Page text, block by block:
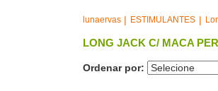
lunaervas ESTIMULANTES
LONG JACK C/ MACA
Ordenar por: